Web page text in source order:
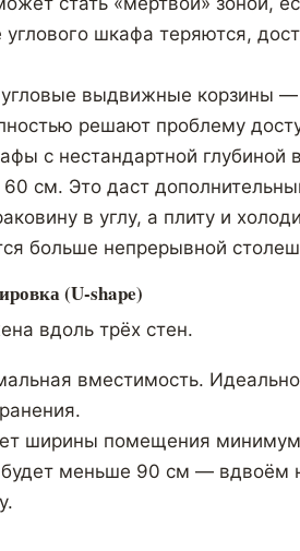
шкафа теряются,
угловые выдвижные корзины
решают проблему
с нестандартной глубиной
60 см. Это даст
в углу, а плиту и
больше непрерывной
(U-shape)
вдоль трёх стен.
вместимость.
ширины помещения
меньше 90 см — вдвоём